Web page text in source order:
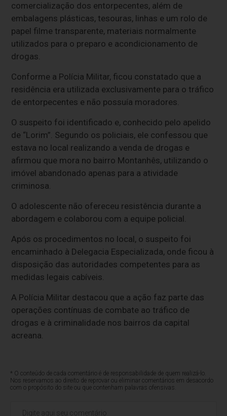
comercialização dos entorpecentes, além de
embalagens plásticas, tesouras, linhas e um rolo de
papel filme transparente, materiais normalmente
utilizados para o preparo e acondicionamento de
drogas.
Conforme a Polícia Militar, ficou constatado que a
residência era utilizada exclusivamente para o tráfico
de entorpecentes e não possuía moradores.
O suspeito foi identificado e, conhecido pelo apelido
de “Lorim”. Segundo os policiais, ele confessou que
estava no local realizando a venda de drogas e
afirmou que mora no bairro Montanhês, utilizando o
imóvel abandonado apenas para a atividade
criminosa.
O adolescente não ofereceu resistência durante a
abordagem e colaborou com a equipe policial.
Após os procedimentos no local, o suspeito foi
encaminhado à Delegacia Especializada, onde ficou à
disposição das autoridades competentes para as
medidas legais cabíveis.
A Polícia Militar destacou que a ação faz parte das
operações contínuas de combate ao tráfico de
drogas e à criminalidade nos bairros da capital
acreana.
* O conteúdo de cada comentário é de responsabilidade de quem realizá-lo.
Nos reservamos ao direito de reprovar ou eliminar comentários em desacordo
com o propósito do site ou que contenham palavras ofensivas.